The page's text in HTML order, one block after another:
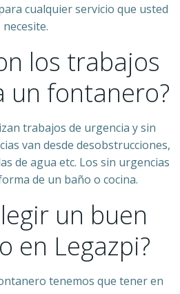
cualquier servicio que usted
necesite.
los trabajos
un fontanero?
trabajos de urgencia y sin
van desde desobstrucciones,
de agua etc. Los sin urgencias
de un baño o cocina.
un buen
en Legazpi?
tenemos que tener en